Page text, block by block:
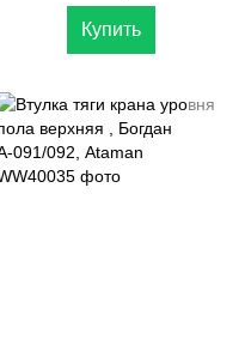
Купить